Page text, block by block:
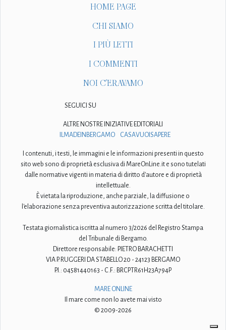
HOME PAGE
CHI SIAMO
I PIÙ LETTI
I COMMENTI
NOI C'ERAVAMO
SEGUICI SU
ALTRE NOSTRE INIZIATIVE EDITORIALI
ILMADEINBERGAMO
CASAVUOISAPERE
I contenuti, i testi, le immagini e le informazioni presenti in questo
sito web sono di proprietà esclusiva di MareOnLine.it e sono tutelati
dalle normative vigenti in materia di diritto d'autore e di proprietà
intellettuale.
È vietata la riproduzione, anche parziale, la diffusione o
l'elaborazione senza preventiva autorizzazione scritta del titolare.
Testata giornalistica iscritta al numero 3/2026 del Registro Stampa
del Tribunale di Bergamo.
Direttore responsabile: PIETRO BARACHETTI
VIA P. RUGGERI DA STABELLO 20 - 24123 BERGAMO
P.I.: 04581440163 - C.F.: BRCPTR61H23A794P
MARE ONLINE
Il mare come non lo avete mai visto
© 2009-2026